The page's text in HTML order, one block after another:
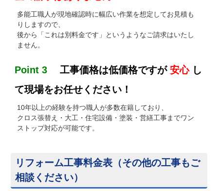
多能工職人が現地確認時に幅広い作業を想定してお見積も
りしますので、
後から「これは別料金です」というようなご請求はいたし
ません。
Point 3 工事価格は低価格ですが 安心 し
て現場をお任せください！
10年以上の経験を持つ職人が多数在籍しており、
クロス張替え・大工・住宅設備・塗装・営繕工事までワン
ストップ対応が可能です。
リフォーム工事料金表（その他の工事もご
相談ください）